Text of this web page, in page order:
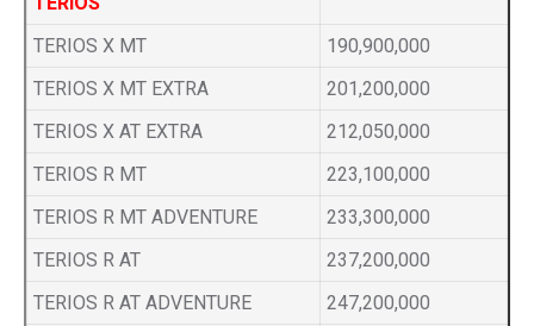
TERIOS X MT
190,900,000
TERIOS X MT EXTRA
201,200,000
TERIOS X AT EXTRA
212,050,000
TERIOS R MT
223,100,000
TERIOS R MT ADVENTURE
233,300,000
TERIOS R AT
237,200,000
TERIOS R AT ADVENTURE
247,200,000